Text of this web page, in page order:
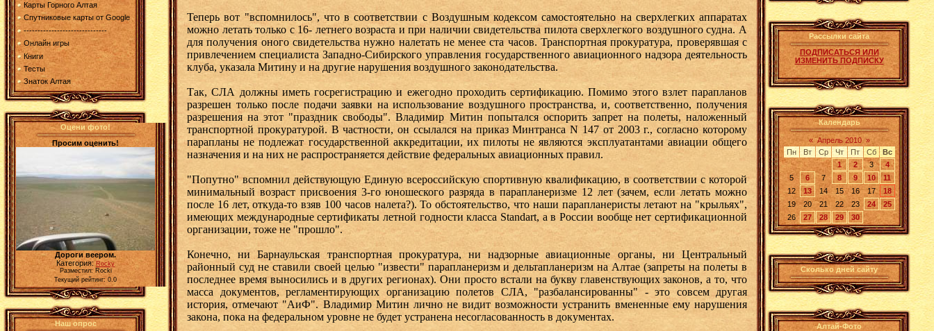
Карты Горного Алтая
Спутниковые карты от Google
------------------------------
Онлайн игры
Книги
Тесты
Знаток Алтая
Оцени фото!
Просим оценить!
Дороги веером.
Категория:Rocky
Разместил: Rocki
Текущий рейтинг: 0.0
Наш опрос
Теперь вот "вспомнилось", что в соответствии с Воздушным кодексом самостоятельно на сверхлегких аппаратах
можно летать только с 16- летнего возраста и при наличии свидетельства пилота сверхлегкого воздушного судна. А
для получения оного свидетельства нужно налетать не менее ста часов. Транспортная прокуратура, проверявшая с
привлечением специалиста Западно-Сибирского управления государственного авиационного надзора деятельность
клуба, указала Митину и на другие нарушения воздушного законодательства.
Так, СЛА должны иметь госрегистрацию и ежегодно проходить сертификацию. Помимо этого взлет парапланов
разрешен только после подачи заявки на использование воздушного пространства, и, соответственно, получения
разрешения на этот "праздник свободы". Владимир Митин попытался оспорить запрет на полеты, наложенный
транспортной прокуратурой. В частности, он ссылался на приказ Минтранса N 147 от 2003 г., согласно которому
парапланы не подлежат государственной аккредитации, их пилоты не являются эксплуатантами авиации общего
назначения и на них не распространяется действие федеральных авиационных правил.
"Попутно" вспомнил действующую Единую всероссийскую спортивную квалификацию, в соответствии с которой
минимальный возраст присвоения 3-го юношеского разряда в парапланеризме 12 лет (зачем, если летать можно
после 16 лет, откуда-то взяв 100 часов налета?). То обстоятельство, что наши парапланеристы летают на "крыльях",
имеющих международные сертификаты летной годности класса Standart, а в России вообще нет сертификационной
организации, тоже не "прошло".
Конечно, ни Барнаульская транспортная прокуратура, ни надзорные авиационные органы, ни Центральный
районный суд не ставили своей целью "извести" парапланеризм и дельтапланеризм на Алтае (запреты на полеты в
последнее время выносились и в других регионах). Они просто встали на букву главенствующих законов, а то, что
масса документов, регламентирующих организацию полетов СЛА, "разбалансированны" - это совсем другая
история, отмечают "АиФ". Владимир Митин лично не видит возможности устранить вмененные ему нарушения
закона, пока на федеральном уровне не будет устранена несогласованность в документах.
Рассылки сайта
ПОДПИСАТЬСЯ ИЛИ
ИЗМЕНИТЬ ПОДПИСКУ
Календарь
« Апрель 2010 »
Пн
Вт Ср Чт Пт Сб
Вс
1
2 3
4
5
6 7 8 9 10
11
12
13 14 15 16 17
18
19
20 21 22 23 24
25
26
27 28 29 30
Сколько дней сайту
Алтай-Фото